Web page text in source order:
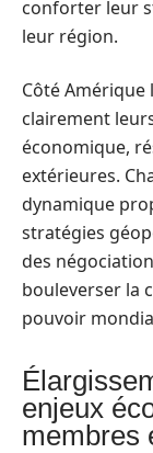
conforter leur
leur région.
Côté Amérique
clairement
économique,
extérieures.
dynamique
stratégies
des
bouleverser la
pouvoir
enjeux
membres